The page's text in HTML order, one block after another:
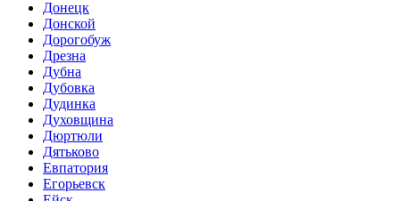
Донецк
Донской
Дорогобуж
Дрезна
Дубна
Дубовка
Дудинка
Духовщина
Дюртюли
Дятьково
Евпатория
Егорьевск